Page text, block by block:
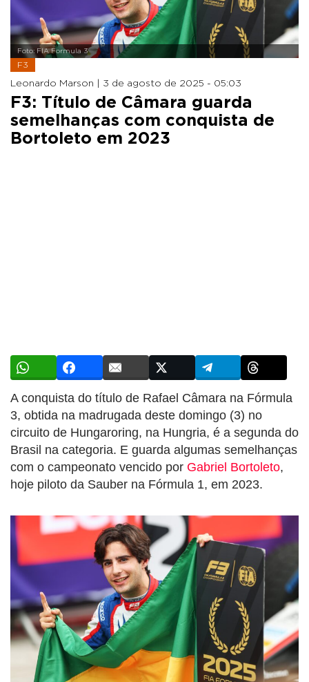
Foto: FIA Formula 3
F3
Leonardo Marson | 3 de agosto de 2025 - 05:03
F3: Título de Câmara guarda
semelhanças com conquista de
Bortoleto em 2023
A conquista do título de Rafael Câmara na Fórmula
3, obtida na madrugada deste domingo (3) no
circuito de Hungaroring, na Hungria, é a segunda do
Brasil na categoria. E guarda algumas semelhanças
com o campeonato vencido por Gabriel Bortoleto,
hoje piloto da Sauber na Fórmula 1, em 2023.